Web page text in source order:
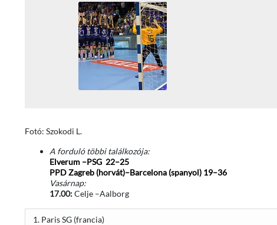
Fotó: Szokodi L.
A forduló többi találkozója:
Elverum –PSG 22–25
PPD Zagreb (horvát)–Barcelona (spanyol) 19–36
Vasárnap:
17.00:Celje –Aalborg
1. Paris SG (francia)